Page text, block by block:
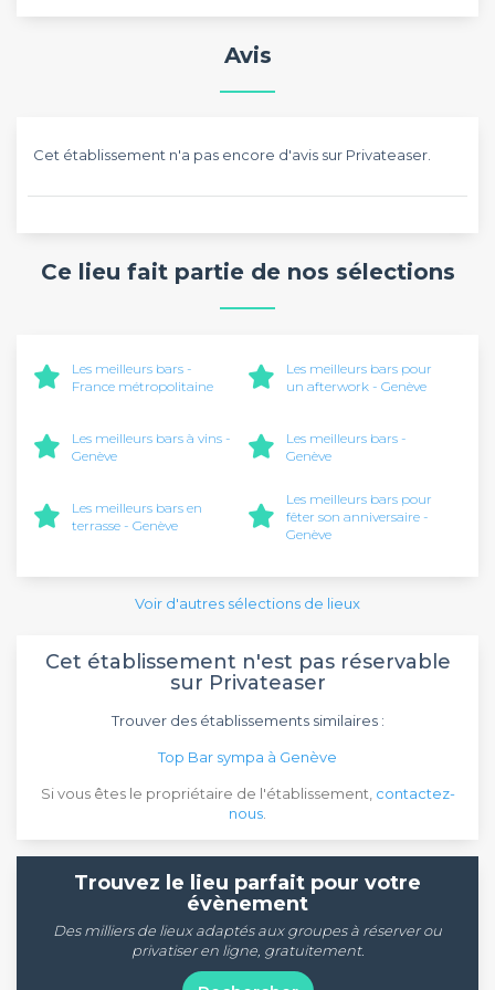
Avis
Cet établissement n'a pas encore d'avis sur Privateaser.
Ce lieu fait partie de nos sélections
Les meilleurs bars -
France métropolitaine
Les meilleurs bars pour
un afterwork - Genève
Les meilleurs bars à vins -
Genève
Les meilleurs bars -
Genève
Les meilleurs bars en
terrasse - Genève
Les meilleurs bars pour
fêter son anniversaire -
Genève
Voir d'autres sélections de lieux
Cet établissement n'est pas réservable
sur Privateaser
Trouver des établissements similaires :
Top Bar sympa à Genève
Si vous êtes le propriétaire de l'établissement, contactez-
nous
Trouvez le lieu parfait pour votre
évènement
Des milliers de lieux adaptés aux groupes à réserver ou
privatiser en ligne, gratuitement.